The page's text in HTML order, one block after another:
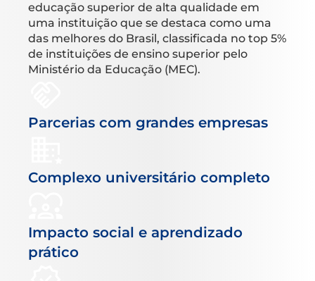
educação superior de alta qualidade em
uma instituição que se destaca como uma
das melhores do Brasil, classificada no top 5%
de instituições de ensino superior pelo
Ministério da Educação (MEC).
Parcerias com grandes empresas
Complexo universitário completo
Impacto social e aprendizado
prático